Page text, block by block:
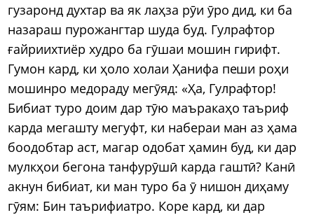
гузаронд духтар ва як лаҳза рӯи ӯро дид, ки ба
назараш пурожангтар шуда буд. Гулрафтор
ғайриихтиёр худро ба гӯшаи мошин гирифт.
Гумон кард, ки ҳоло холаи Ҳанифа пеши роҳи
мошинро медораду мегӯяд: «Ҳа, Гулрафтор!
Бибиат туро доим дар тӯю маъракаҳо таъриф
карда мегашту мегуфт, ки набераи ман аз ҳама
боодобтар аст, магар одобат ҳамин буд, ки дар
мулкҳои бегона танфурӯшӣ карда гаштӣ? Канӣ
акнун бибиат, ки ман туро ба ӯ нишон диҳаму
гӯям: Бин таърифиатро. Коре кард, ки дар